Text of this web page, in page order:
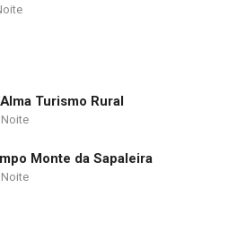
Turismo Rural
Monte da Sapaleira